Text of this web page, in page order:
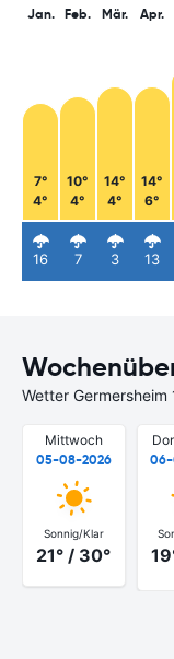
Jan.
7°
4°
16
Feb.
10°
4°
7
Mär.
14°
4°
3
Apr.
14°
6°
13
Wetter Germersheim
Mittwoch
05-08-2026
Sonnig/Klar
21° / 30°